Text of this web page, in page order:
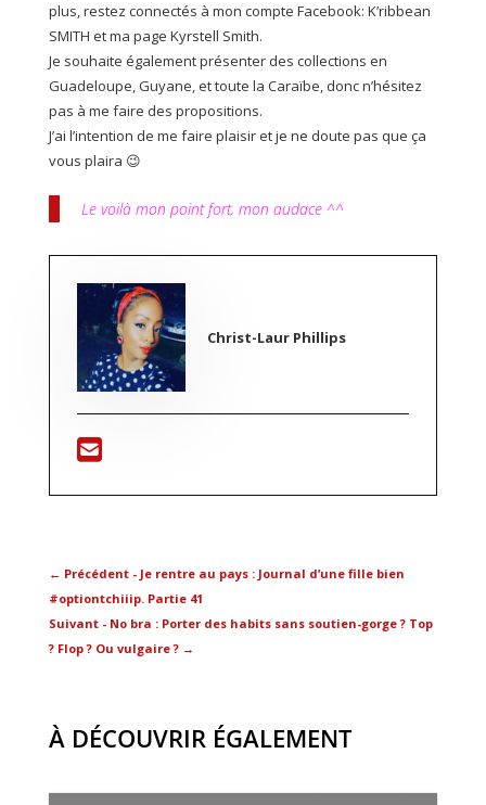
plus, restez connectés à mon compte Facebook: K’ribbean
SMITH et ma page Kyrstell Smith.
Je souhaite également présenter des collections en
Guadeloupe, Guyane, et toute la Caraïbe, donc n’hésitez
pas à me faire des propositions.
J’ai l’intention de me faire plaisir et je ne doute pas que ça
vous plaira 😉
Le voilà mon point fort, mon audace ^^
Christ-Laur Phillips
← Précédent - Je rentre au pays : Journal d’une fille bien
#optiontchiiip. Partie 41
Suivant - No bra : Porter des habits sans soutien-gorge ? Top
? Flop ? Ou vulgaire ?→
À DÉCOUVRIR ÉGALEMENT